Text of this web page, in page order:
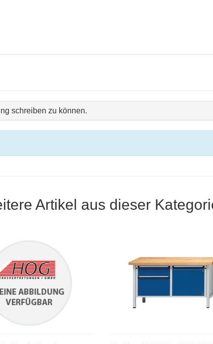
schreiben zu können.
Artikel aus dieser